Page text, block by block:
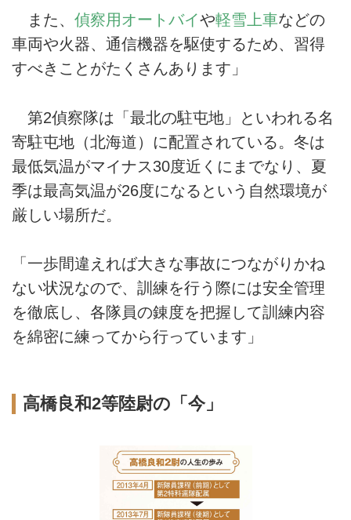
また、 偵察用オートバイや軽雪上車などの
車両や火器、通信機器を駆使するため、習得
すべきことがたくさんあります」
第2偵察隊は「最北の駐屯地」といわれる名
寄駐屯地（北海道）に配置されている。冬は
最低気温がマイナス30度近くにまでなり、夏
季は最高気温が26度になるという自然環境が
厳しい場所だ。
「一歩間違えれば大きな事故につながりかね
ない状況なので、訓練を行う際には安全管理
を徹底し、各隊員の錬度を把握して訓練内容
を綿密に練ってから行っています」
高橋良和2等陸尉の「今」